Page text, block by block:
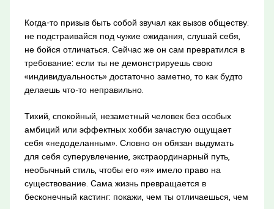
Когда-то призыв быть собой звучал как вызов обществу:
не подстраивайся под чужие ожидания, слушай себя,
не бойся отличаться. Сейчас же он сам превратился в
требование: если ты не демонстрируешь свою
«индивидуальность» достаточно заметно, то как будто
делаешь что-то неправильно.
Тихий, спокойный, незаметный человек без особых
амбиций или эффектных хобби зачастую ощущает
себя «недоделанным». Словно он обязан выдумать
для себя суперувлечение, экстраординарный путь,
необычный стиль, чтобы его «я» имело право на
существование. Сама жизнь превращается в
бесконечный кастинг: покажи, чем ты отличаешься, чем